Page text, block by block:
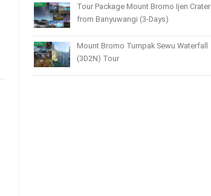
Tour Package Mount Bromo Ijen Crater
from Banyuwangi (3-Days)
Mount Bromo Tumpak Sewu Waterfall
(3D2N) Tour